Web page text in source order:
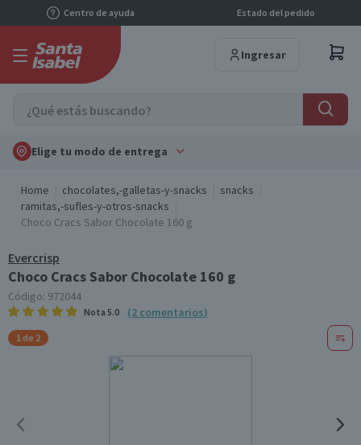
Centro de ayuda Estado del pedido
Ingresar
Elige tu modo de entrega
Home chocolates,-galletas-y-snacks
snacks
ramitas,-sufles-y-otros-snacks
Choco Cracs Sabor Chocolate 160 g
Evercrisp
Choco Cracs Sabor Chocolate 160 g
Código: 972044
Nota 5.0 (2 comentarios)
1 de 2